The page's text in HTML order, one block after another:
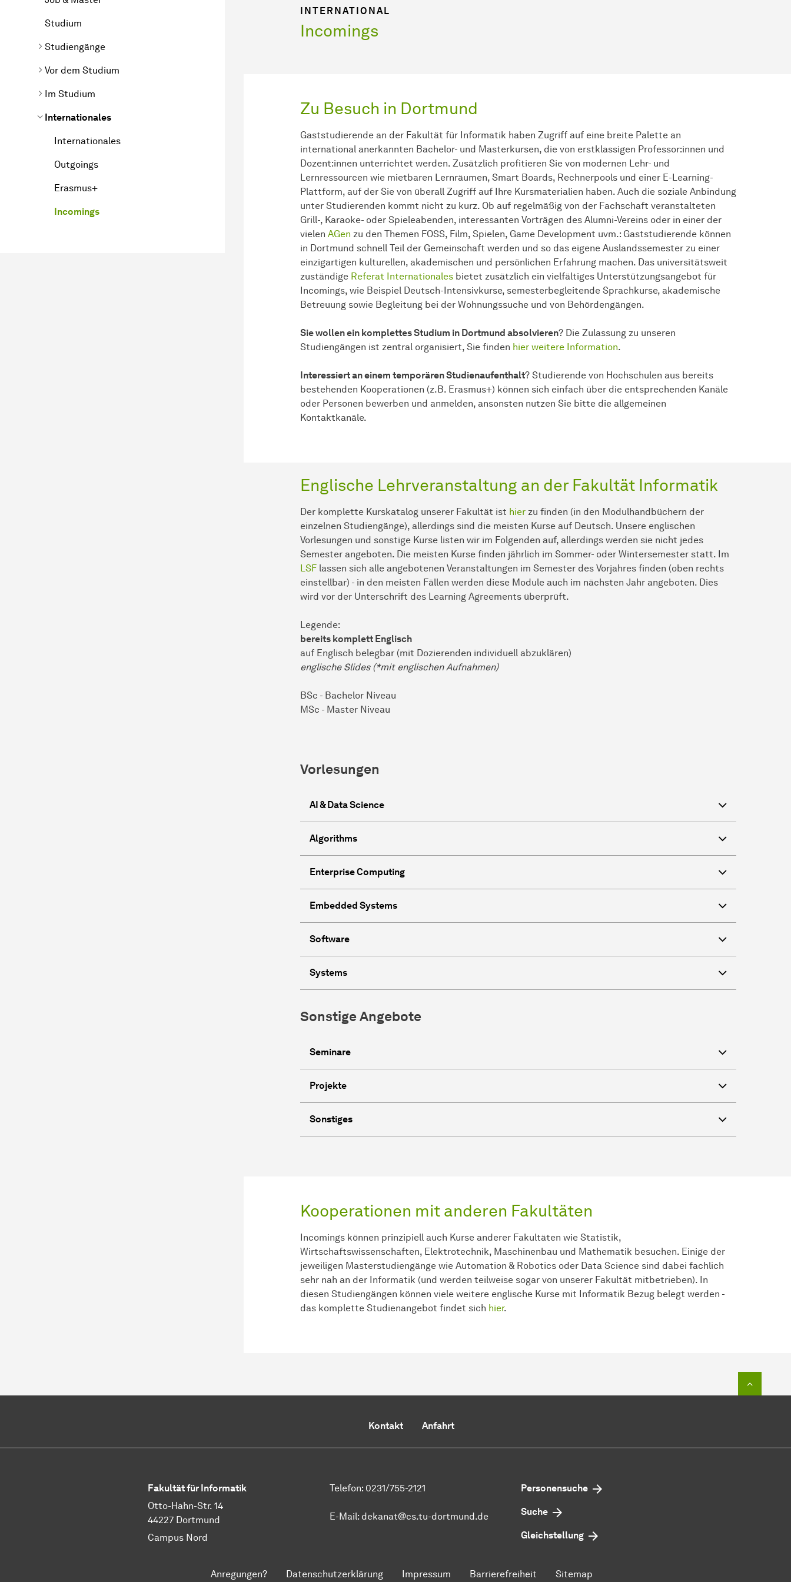
Studium
Studiengänge
Vor dem Studium
Im Studium
Internationales
Internationales
Outgoings
Erasmus+
Incomings
INTERNATIONAL
Incomings
Zu Besuch in Dortmund
Gaststudierende an der Fakultät für Informatik haben Zugriff auf eine breite Palette an
international anerkannten Bachelor- und Masterkursen, die von erstklassigen Professor:innen und
Dozent:innen unterrichtet werden. Zusätzlich profitieren Sie von modernen Lehr- und
Lernressourcen wie mietbaren Lernräumen, Smart Boards, Rechnerpools und einer E-Learning-
Plattform, auf der Sie von überall Zugriff auf Ihre Kursmaterialien haben. Auch die soziale Anbindung
unter Studierenden kommt nicht zu kurz. Ob auf regelmäßig von der Fachschaft veranstalteten
Grill-, Karaoke- oder Spieleabenden, interessanten Vorträgen des Alumni-Vereins oder in einer der
vielen AGen zu den Themen FOSS, Film, Spielen, Game Development uvm.: Gaststudierende können
in Dortmund schnell Teil der Gemeinschaft werden und so das eigene Auslandssemester zu einer
einzigartigen kulturellen, akademischen und persönlichen Erfahrung machen. Das universitätsweit
zuständige Referat Internationales bietet zusätzlich ein vielfältiges Unterstützungsangebot für
Incomings, wie Beispiel Deutsch-Intensivkurse, semesterbegleitende Sprachkurse, akademische
Betreuung sowie Begleitung bei der Wohnungssuche und von Behördengängen.
Sie wollen ein komplettes Studium in Dortmund absolvieren? Die Zulassung zu unseren
Studiengängen ist zentral organisiert, Sie finden hier weitere Information.
Interessiert an einem temporären Studienaufenthalt? Studierende von Hochschulen aus bereits
bestehenden Kooperationen (z.B. Erasmus+) können sich einfach über die entsprechenden Kanäle
oder Personen bewerben und anmelden, ansonsten nutzen Sie bitte die allgemeinen
Kontaktkanäle.
Englische Lehrveranstaltung an der Fakultät Informatik
Der komplette Kurskatalog unserer Fakultät ist hier zu finden (in den Modulhandbüchern der
einzelnen Studiengänge), allerdings sind die meisten Kurse auf Deutsch. Unsere englischen
Vorlesungen und sonstige Kurse listen wir im Folgenden auf, allerdings werden sie nicht jedes
Semester angeboten. Die meisten Kurse finden jährlich im Sommer- oder Wintersemester statt. Im
LSF lassen sich alle angebotenen Veranstaltungen im Semester des Vorjahres finden (oben rechts
einstellbar) - in den meisten Fällen werden diese Module auch im nächsten Jahr angeboten. Dies
wird vor der Unterschrift des Learning Agreements überprüft.
Legende:
bereits komplett Englisch
auf Englisch belegbar (mit Dozierenden individuell abzuklären)
englische Slides (*mit englischen Aufnahmen)
BSc - Bachelor Niveau
MSc - Master Niveau
Vorlesungen
AI & Data Science
​​Algorithms
Enterprise Computing
Embedded Systems
Software
Systems
Sonstige Angebote
Seminare
Projekte
Sonstiges
Kooperationen mit anderen Fakultäten
Incomings können prinzipiell auch Kurse anderer Fakultäten wie Statistik,
Wirtschaftswissenschaften, Elektrotechnik, Maschinenbau und Mathematik besuchen. Einige der
jeweiligen Masterstudiengänge wie Automation & Robotics oder Data Science sind dabei fachlich
sehr nah an der Informatik (und werden teilweise sogar von unserer Fakultät mitbetrieben). In
diesen Studiengängen können viele weitere englische Kurse mit Informatik Bezug belegt werden -
das komplette Studienangebot findet sich hier.
Kontakt Anfahrt
Fakultät für Informatik
Otto-Hahn-Str. 14
44227 Dortmund
Campus Nord
Telefon: 0231/755-2121
E-Mail: dekanat@cs.tu-dortmund.de
Personensuche
Suche
Gleichstellung
Anregungen? Datenschutzerklärung Impressum Barrierefreiheit Sitemap